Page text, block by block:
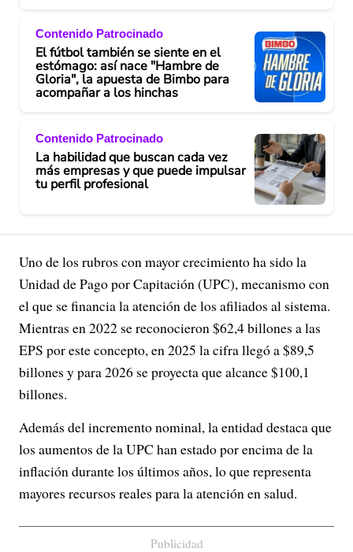
Contenido Patrocinado
El fútbol también se siente en el
estómago: así nace "Hambre de
Gloria", la apuesta de Bimbo para
acompañar a los hinchas
Contenido Patrocinado
La habilidad que buscan cada vez
más empresas y que puede impulsar
tu perfil profesional
Uno de los rubros con mayor crecimiento ha sido la
Unidad de Pago por Capitación (UPC), mecanismo con
el que se financia la atención de los afiliados al sistema.
Mientras en 2022 se reconocieron $62,4 billones a las
EPS por este concepto, en 2025 la cifra llegó a $89,5
billones y para 2026 se proyecta que alcance $100,1
billones.
Además del incremento nominal, la entidad destaca que
los aumentos de la UPC han estado por encima de la
inflación durante los últimos años, lo que representa
mayores recursos reales para la atención en salud.
Publicidad